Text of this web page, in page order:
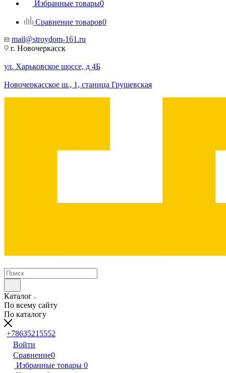
Избранные товары0
Сравнение товаров0
mail@stroydom-161.ru
г. Новочеркасск
ул. Харьковское шоссе, д 4Б
Новочеркасское ш., 1, станица Грушевская
Каталог
По всему сайту
По каталогу
+78635215552
Войти
Сравнение0
Избранные товары 0